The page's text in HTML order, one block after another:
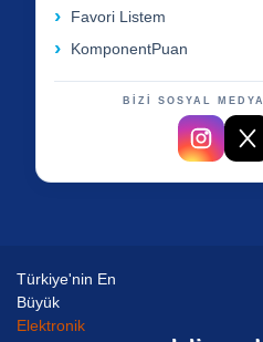
Favori Listem
KomponentPuan
BİZİ SOSYAL
Türkiye'nin En
Büyük
Elektronik